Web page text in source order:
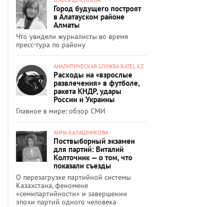
Город будущего построят
в Алатауском районе
Алматы
Что увидели журналисты во время
пресс-тура по району
АНАЛИТИЧЕСКАЯ СЛУЖБА RATEL.KZ
Расходы на «взрослые
развлечения» в футболе,
ракета КНДР, удары
России и Украины
Главное в мире: обзор СМИ
АННА КАЛАШНИКОВА
Поствыборный экзамен
для партий: Виталий
Колточник — о том, что
показали съезды
О перезагрузке партийной системы
Казахстана, феномене
«семипартийности» и завершении
эпохи партий одного человека